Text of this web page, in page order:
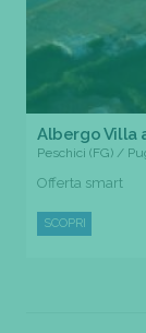
Albergo Villa
Peschici (FG) /
Offerta smart
SCOPRI